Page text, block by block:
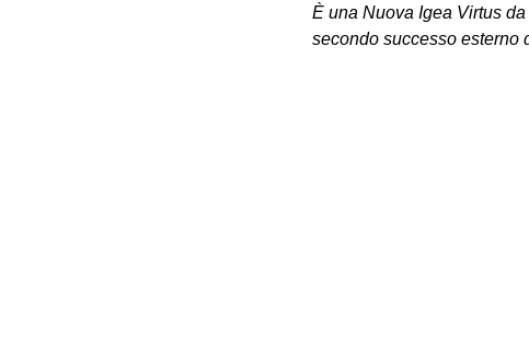
È una Nuova Igea Virtus
secondo successo esterno